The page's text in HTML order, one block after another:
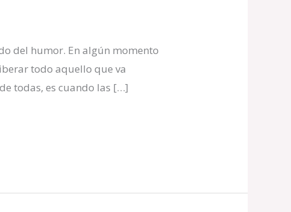
del humor. En algún momento
todo aquello que va
todas, es cuando las […]